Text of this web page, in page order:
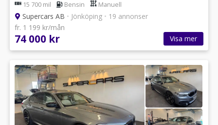
15 700 mil Bensin Manuell
Supercars AB • Jönköping • 19 annonser
fr. 1 199 kr/mån
74 000 kr Visa mer